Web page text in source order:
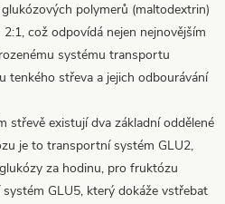
polymerů (maltodextrin)
což odpovídá nejen nejnovějším
systému transportu
tenkého střeva a jejich odbourávání
střevě existují dva základní oddělené
je to transportní systém GLU2,
za hodinu, pro fruktózu
GLU5, který dokáže vstřebat